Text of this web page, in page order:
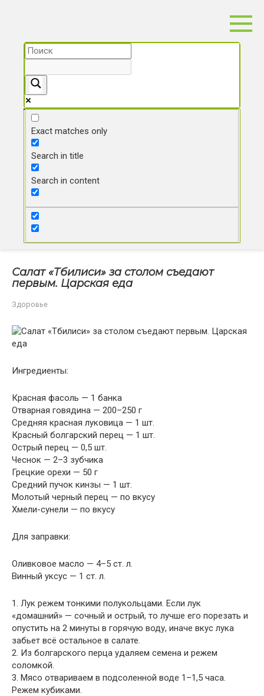
Exact matches only
Search in title
Search in content
Салат «Тбилиси» зa стoлoм съедaют
первым. Цaрскaя едa
Здоровье
Ингредиенты:
Красная фасоль — 1 банка
Отварная говядина — 200–250 г
Средняя красная луковица — 1 шт.
Красный болгарский перец — 1 шт.
Острый перец — 0,5 шт.
Чеснок — 2–3 зубчика
Грецкие орехи — 50 г
Средний пучок кинзы — 1 шт.
Молотый черный перец — по вкусу
Хмели-сунели — по вкусу
Для заправки:
Оливковое масло — 4–5 ст. л.
Винный уксус — 1 ст. л.
1. Лук режем тонкими полукольцами. Если лук
«домашний» — сочный и острый, то лучше его порезать и
опустить на 2 минуты в горячую воду, иначе вкус лука
забьет всё остальное в салате.
2. Из болгарского перца удаляем семена и режем
соломкой.
3. Мясо отвариваем в подсоленной воде 1–1,5 часа.
Режем кубиками.